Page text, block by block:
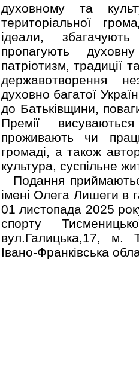
духовному та
територіальної
ідеали, збагачують
пропагують
патріотизм, традиції
державотворення
духовно багатої
до Батьківщини,
Премії
проживають чи
громаді, а також
культура, суспільне
Подання
імені Олега Лишеги в
01 листопада 2025
спорту
вул.Галицька,17, м.
Івано-Франківська